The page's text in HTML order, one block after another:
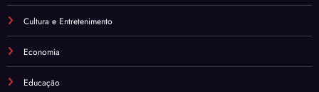
Cultura e Entretenimento
Economia
Educação